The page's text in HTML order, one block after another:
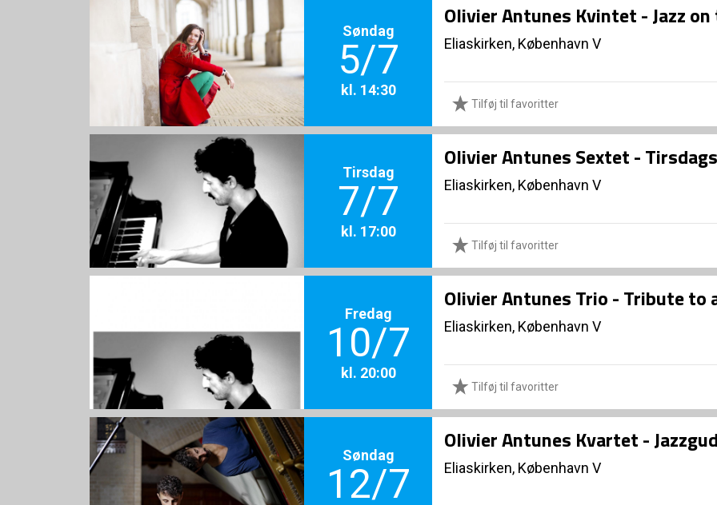
Søndag
5/7
kl. 14:30
Olivier Antunes Kvintet - Jazz
Eliaskirken, København V
Tilføj til favoritter
Tirsdag
7/7
kl. 17:00
Olivier Antunes Sextet -
Eliaskirken, København V
Tilføj til favoritter
Fredag
10/7
kl. 20:00
Olivier Antunes Trio - Tribute to
Eliaskirken, København V
Tilføj til favoritter
Søndag
12/7
Olivier Antunes Kvartet -
Eliaskirken, København V